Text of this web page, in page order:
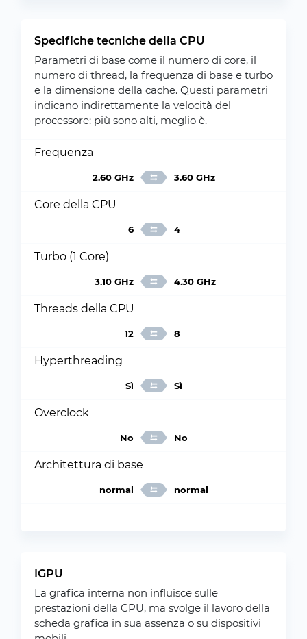
Specifiche tecniche della CPU
Parametri di base come il numero di core, il
numero di thread, la frequenza di base e turbo
e la dimensione della cache. Questi parametri
indicano indirettamente la velocità del
processore: più sono alti, meglio è.
Frequenza
2.60 GHz 3.60 GHz
Core della CPU
6 4
Turbo (1 Core)
3.10 GHz 4.30 GHz
Threads della CPU
12 8
Hyperthreading
Sì Sì
Overclock
No No
Architettura di base
normal normal
IGPU
La grafica interna non influisce sulle
prestazioni della CPU, ma svolge il lavoro della
scheda grafica in sua assenza o su dispositivi